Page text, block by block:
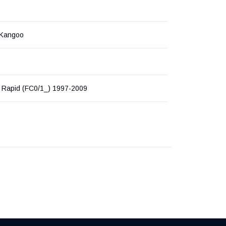
Rapid (FC0/1_) 1997-2009